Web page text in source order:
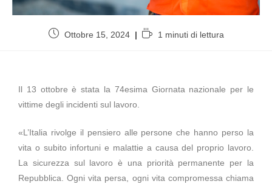
Ottobre 15, 2024 1 minuti di lettura
Il 13 ottobre è stata la 74esima Giornata nazionale per le
vittime degli incidenti sul lavoro.
«L’Italia rivolge il pensiero alle persone che hanno perso la
vita o subito infortuni e malattie a causa del proprio lavoro.
La sicurezza sul lavoro è una priorità permanente per la
Repubblica. Ogni vita persa, ogni vita compromessa chiama